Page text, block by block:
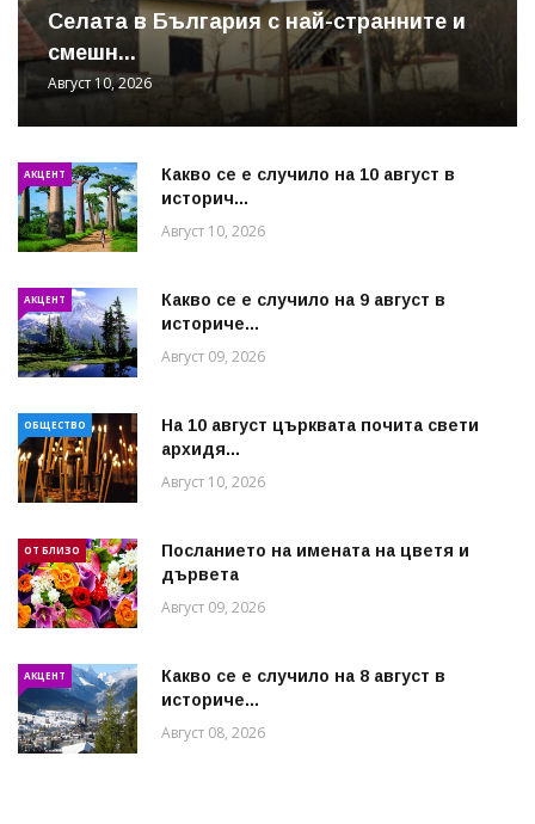
Cелата в България с най-странните и
смешн...
Август 10, 2026
АКЦЕНТ
Какво се е случило на 10 август в
историч...
Август 10, 2026
АКЦЕНТ
Какво се е случило на 9 август в
историче...
Август 09, 2026
ОБЩЕСТВО
На 10 август църквата почита свети
архидя...
Август 10, 2026
ОТ БЛИЗО
Посланието на имената на цветя и
дървета
Август 09, 2026
АКЦЕНТ
Какво се е случило на 8 август в
историче...
Август 08, 2026